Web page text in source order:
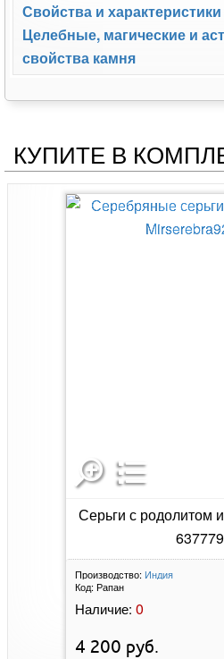
Свойства и
Целебные, магические и
свойства камня
КУПИТЕ В
Серьги с родолитом
637779
Производство: Индия
Код: Рапан
Наличие: 0
4 200 руб.